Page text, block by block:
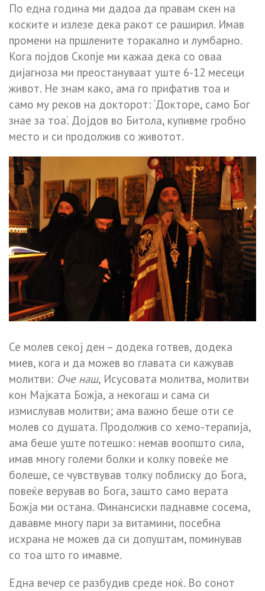
По една година ми дадоа да правам скен на
коските и излезе дека ракот се раширил. Имав
промени на пршлените торакално и лумбарно.
Кога појдов Скопје ми кажаа дека со оваа
дијагноза ми преостануваат уште 6-12 месеци
живот. Не знам како, ама го прифатив тоа и
само му реков на докторот: ‘Докторе, само Бог
знае за тоа’. Дојдов во Битола, купивме гробно
место и си продолжив со животот.
Се молев секој ден – додека готвев, додека
миев, кога и да можев во главата си кажував
молитви: Оче наш, Исусовата молитва, молитви
кон Мајката Божја, а некогаш и сама си
измислував молитви; ама важно беше оти се
молев со душата. Продолжив со хемо-терапија,
ама беше уште потешко: немав воопшто сила,
имав многу големи болки и колку повеќе ме
болеше, се чувствував толку поблиску до Бога,
повеќе верував во Бога, зашто само верата
Божја ми остана. Финансиски паднавме сосема,
дававме многу пари за витамини, посебна
исхрана не можев да си допуштам, поминував
со тоа што го имавме.
Една вечер се разбудив среде ноќ. Во сонот